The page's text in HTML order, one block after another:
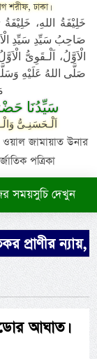
শরীফ, ঢাকা।
خَلِيْفَةُ اللهِ،
صَاحِبُ سَيِّدِ سَيِّدِ
الْاَوَّلُ، اَلْـقَوِىُّ
صَلَّى اللهُ عَلَيْهِ
سَيِّدُنَا
اَلْـحَسَنِـىُّ
জামায়াত উনার
পত্রিকা
সময়সুচি দেখুন
প্রাণীর ন্যায়,
আঘাত।